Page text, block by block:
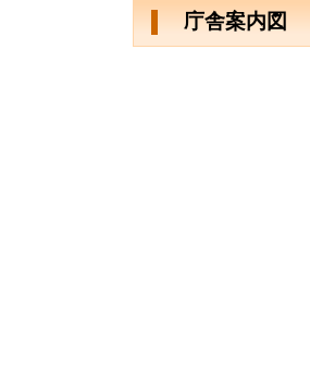
庁舎案内図